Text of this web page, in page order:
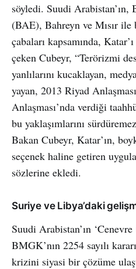
söyledi. Suudi
(BAE), Bahreyn ve Mısır
çabaları kapsamında,
çeken Cubeyr, “Terörizmi
yanlılarını kucaklayan,
yayan, 2013 Riyad
Anlaşması’nda verdiği
bu yaklaşımlarını
Bakan Cubeyr, Katar’ın,
seçenek haline getiren
sözlerine ekledi.
Suriye ve Libya’daki
Suudi Arabistan’ın
BMGK’nın 2254 sayılı
krizini siyasi bir çözüme